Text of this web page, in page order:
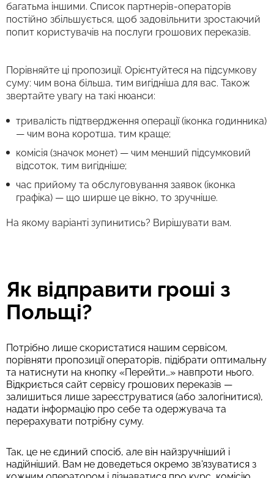
багатьма іншими. Список партнерів-операторів
постійно збільшується, щоб задовільнити зростаючий
попит користувачів на послуги грошових переказів.
Порівняйте ці пропозиції. Орієнтуйтеся на підсумкову
суму: чим вона більша, тим вигідніша для вас. Також
звертайте увагу на такі нюанси:
тривалість підтвердження операції (іконка годинника)
— чим вона коротша, тим краще;
комісія (значок монет) — чим менший підсумковий
відсоток, тим вигідніше;
час прийому та обслуговування заявок (іконка
графіка) — що ширше це вікно, то зручніше.
На якому варіанті зупинитись? Вирішувати вам.
Як відправити гроші з
Польщі?
Потрібно лише скористатися нашим сервісом,
порівняти пропозиції операторів, підібрати оптимальну
та натиснути на кнопку «Перейти…» навпроти нього.
Відкриється сайт сервісу грошових переказів —
залишиться лише зареєструватися (або залогінитися),
надати інформацію про себе та одержувача та
перерахувати потрібну суму.
Так, це не єдиний спосіб, але він найзручніший і
надійніший. Вам не доведеться окремо зв'язуватися з